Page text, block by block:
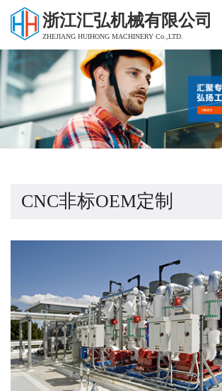
浙江汇弘机械有限公司
ZHEJIANG HUIHONG MACHINERY Co.,LTD.
CNC非标OEM定制